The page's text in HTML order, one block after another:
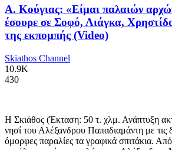
Α. Κούγιας: «Είμαι παλαιών
έσουρε σε Σοφό, Λιάγκα,
της εκπομπής (Video)
Skiathos Channel
10.9K
430
Η Σκιάθος (Έκταση: 50 τ. χλμ. Ανάπτυξη
νησί του Αλέξανδρου Παπαδιαμάντη με τις
όμορφες παραλίες τα γραφικά σπιτάκια.